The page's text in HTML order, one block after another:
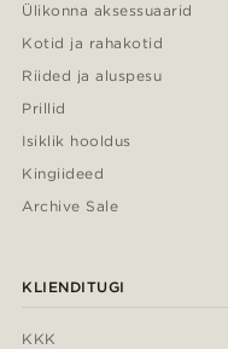
Ülikonna aksessuaarid
Kotid ja rahakotid
Riided ja aluspesu
Prillid
Isiklik hooldus
Kingiideed
Archive Sale
KLIENDITUGI
KKK